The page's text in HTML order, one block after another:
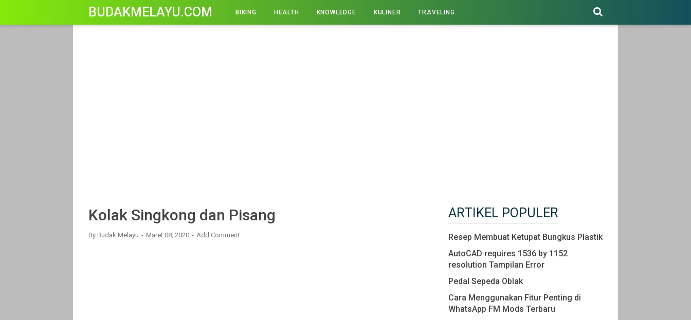
BUDAKMELAYU.COM BIKING HEALTH KNOWLEDGE KULINER TRAVELING
Kolak Singkong dan Pisang
By Budak Melayu Maret 08, 2020 Add Comment
ARTIKEL POPULER
Resep Membuat Ketupat Bungkus Plastik
AutoCAD requires 1536 by 1152
resolution Tampilan Error
Pedal Sepeda Oblak
Cara Menggunakan Fitur Penting di
WhatsApp FM Mods Terbaru